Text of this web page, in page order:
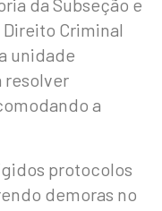
da Subseção e
Criminal
unidade
resolver
a
protocolos
demoras no